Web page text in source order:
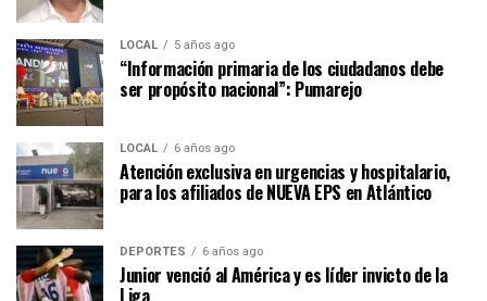
LOCAL 5 años ago
“Información primaria de los ciudadanos debe
ser propósito nacional”: Pumarejo
LOCAL 6 años ago
Atención exclusiva en urgencias y hospitalario,
para los afiliados de NUEVA EPS en Atlántico
DEPORTES 6 años ago
Junior venció al América y es líder invicto de la
Liga